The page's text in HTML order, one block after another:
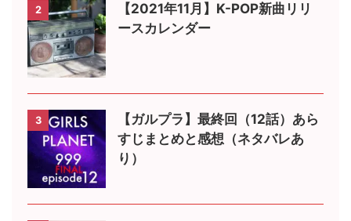
2
【2021年11月】K-POP新曲リリ
ースカレンダー
3
【ガルプラ】最終回（12話）あら
すじまとめと感想（ネタバレあ
り）